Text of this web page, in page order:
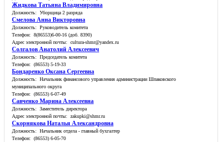
Жидкова Татьяна Владимировна
Должность: Уборщица 2 разряда
Смелова Анна Викторовна
Должность: Руководитель комитета
Телефон: 8(86553)6-00-16 (доб. 8390)
Адрес электронной почты: cultura-shmr@yandex.ru
Солгалов Анатолий Алексеевич
Должность: Председатель комитета
Телефон: (86553) 5-19-33
Бондаренко Оксана Сергеевна
Должность: Начальник финансового управления администрации Шпаковского
муниципального округа
Телефон: (86553) 6-07-49
Савченко Марина Алексеевна
Должность: Заместитель директора
Адрес электронной почты: zakupki@shmr.ru
Скорнякова Наталья Александровна
Должность: Начальник отдела - главный бухгалтер
Телефон: (86553) 6-05-70